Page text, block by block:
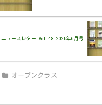
ニュースレター Vol.48 2025年6月号
オープンクラス